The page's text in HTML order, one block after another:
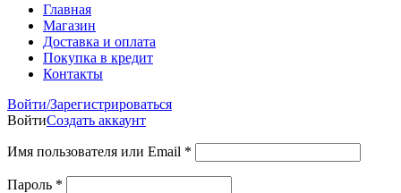
Главная
Магазин
Доставка и оплата
Покупка в кредит
Контакты
Войти/Зарегистрироваться
ВойтиСоздать аккаунт
Имя пользователя или Email *
Пароль *